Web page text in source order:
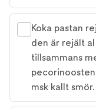
Koka pastan
den är rejält
tillsammans
msk kallt smör.